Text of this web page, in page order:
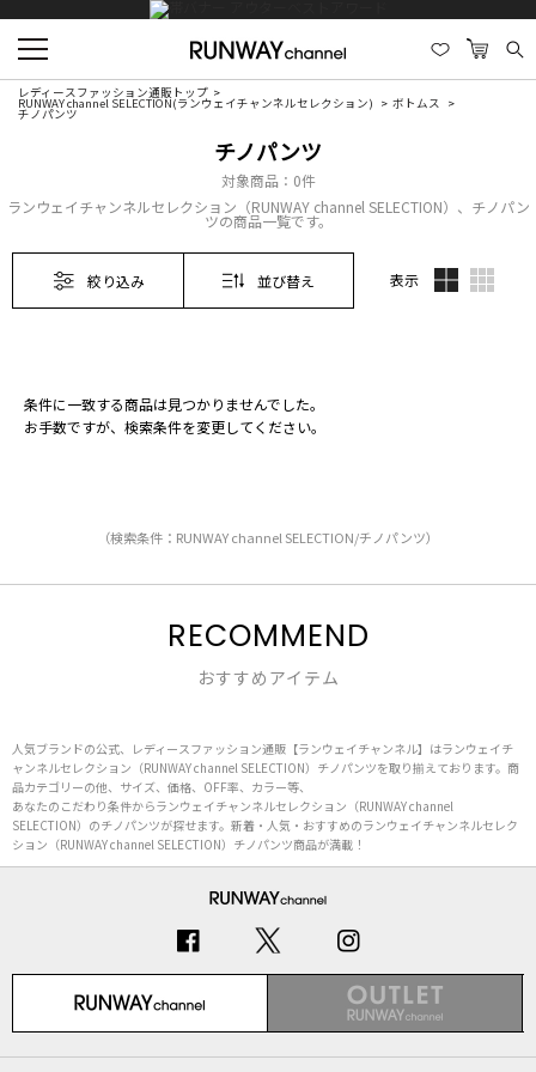
レディースファッション通販トップ
RUNWAY channel SELECTION(ランウェイチャンネルセレクション) ボトムス
チノパンツ
チノパンツ
対象商品： 0件
ランウェイチャンネルセレクション（RUNWAY channel SELECTION）、チノパン
ツの商品一覧です。
絞り込み 並び替え 表示
条件に一致する商品は見つかりませんでした。
お手数ですが、検索条件を変更してください。
（検索条件：RUNWAY channel SELECTION/チノパンツ）
RECOMMEND
おすすめアイテム
人気ブランドの公式、レディースファッション通販【ランウェイチャンネル】はランウェイチ
ャンネルセレクション（RUNWAY channel SELECTION）チノパンツを取り揃えております。商
品カテゴリーの他、サイズ、価格、OFF率、カラー等、
あなたのこだわり条件からランウェイチャンネルセレクション（RUNWAY channel
SELECTION）のチノパンツが探せます。新着・人気・おすすめのランウェイチャンネルセレク
ション（RUNWAY channel SELECTION）チノパンツ商品が満載！